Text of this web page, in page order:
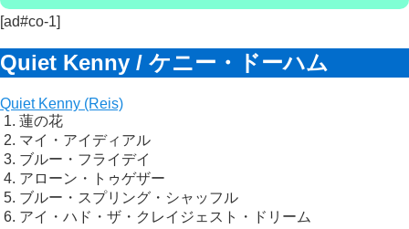
[ad#co-1]
Quiet Kenny / ケニー・ドーハム
Quiet Kenny (Reis)
1. 蓮の花
2. マイ・アイディアル
3. ブルー・フライデイ
4. アローン・トゥゲザー
5. ブルー・スプリング・シャッフル
6. アイ・ハド・ザ・クレイジェスト・ドリーム